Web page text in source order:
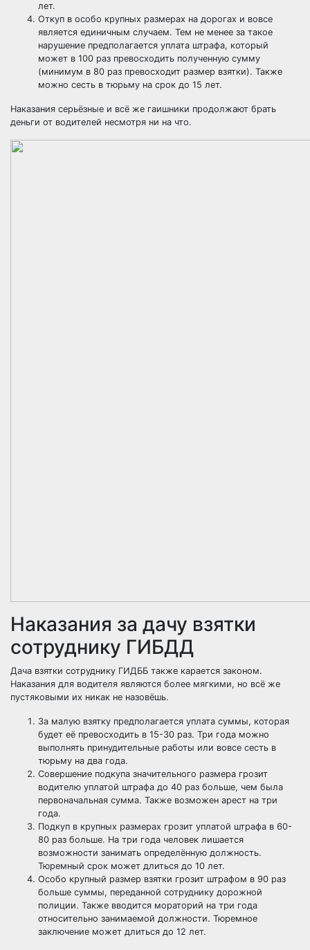
лет.
Откуп в особо крупных размерах на дорогах и вовсе
является единичным случаем. Тем не менее за такое
нарушение предполагается уплата штрафа, который
может в 100 раз превосходить полученную сумму
(минимум в 80 раз превосходит размер взятки). Также
можно сесть в тюрьму на срок до 15 лет.
Наказания серьёзные и всё же гаишники продолжают брать
деньги от водителей несмотря ни на что.
Наказания за дачу взятки
сотруднику ГИБДД
Дача взятки сотруднику ГИДББ также карается законом.
Наказания для водителя являются более мягкими, но всё же
пустяковыми их никак не назовёшь.
За малую взятку предполагается уплата суммы, которая
будет её превосходить в 15-30 раз. Три года можно
выполнять принудительные работы или вовсе сесть в
тюрьму на два года.
Совершение подкупа значительного размера грозит
водителю уплатой штрафа до 40 раз больше, чем была
первоначальная сумма. Также возможен арест на три
года.
Подкуп в крупных размерах грозит уплатой штрафа в 60-
80 раз больше. На три года человек лишается
возможности занимать определённую должность.
Тюремный срок может длиться до 10 лет.
Особо крупный размер взятки грозит штрафом в 90 раз
больше суммы, переданной сотруднику дорожной
полиции. Также вводится мораторий на три года
относительно занимаемой должности. Тюремное
заключение может длиться до 12 лет.